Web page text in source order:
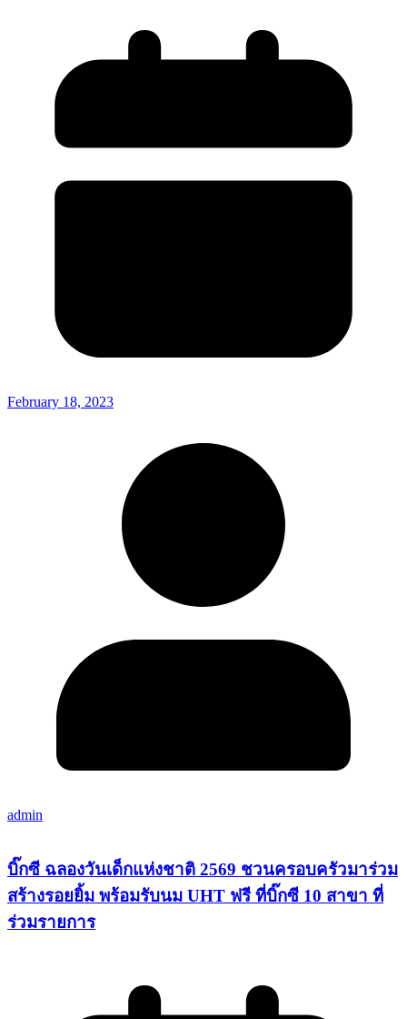
February 18, 2023
admin
บิ๊กซี ฉลองวันเด็กแห่งชาติ 2569 ชวนครอบครัวมาร่วม
สร้างรอยยิ้ม พร้อมรับนม UHT ฟรี ที่บิ๊กซี 10 สาขา ที่
ร่วมรายการ